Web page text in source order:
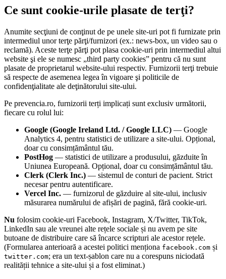
Ce sunt cookie-urile plasate de terţi?
Anumite secţiuni de conţinut de pe unele site-uri pot fi furnizate prin
intermediul unor terţe părţi/furnizori (ex.: news-box, un video sau o
reclamă). Aceste terţe părţi pot plasa cookie-uri prin intermediul altui
website şi ele se numesc „third party cookies” pentru că nu sunt
plasate de proprietarul website-ului respectiv. Furnizorii terţi trebuie
să respecte de asemenea legea în vigoare şi politicile de
confidenţialitate ale deţinătorului site-ului.
Pe prevencia.ro, furnizorii terți implicați sunt exclusiv următorii,
fiecare cu rolul lui:
Google (Google Ireland Ltd. / Google LLC) — Google
Analytics 4, pentru statistici de utilizare a site-ului. Opțional,
doar cu consimțământul tău.
PostHog — statistici de utilizare a produsului, găzduite în
Uniunea Europeană. Opțional, doar cu consimțământul tău.
Clerk (Clerk Inc.) — sistemul de conturi de pacient. Strict
necesar pentru autentificare.
Vercel Inc. — furnizorul de găzduire al site-ului, inclusiv
măsurarea numărului de afișări de pagină, fără cookie-uri.
Nu folosim cookie-uri Facebook, Instagram, X/Twitter, TikTok,
LinkedIn sau ale vreunei alte rețele sociale și nu avem pe site
butoane de distribuire care să încarce scripturi ale acestor rețele.
(Formularea anterioară a acestei politici menționa facebook.com și
twitter.com; era un text-șablon care nu a corespuns niciodată
realității tehnice a site-ului și a fost eliminat.)